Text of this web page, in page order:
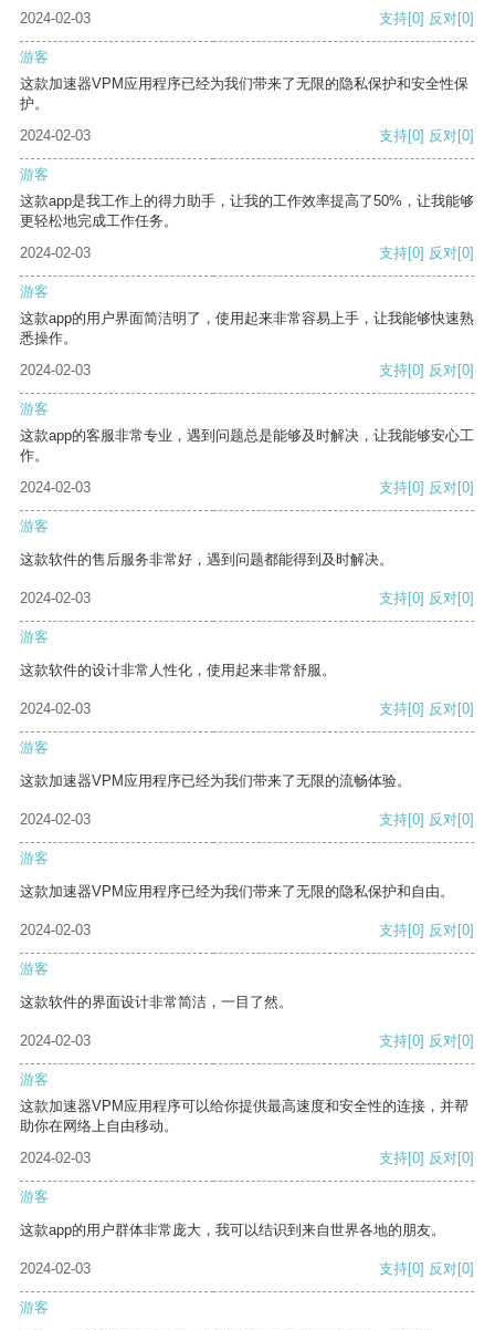
2024-02-03 支持[0] 反对[0]
游客
这款加速器VPM应用程序已经为我们带来了无限的隐私保护和安全性保
护。
2024-02-03
支持[0] 反对[0]
游客
这款app是我工作上的得力助手，让我的工作效率提高了50%，让我能够
更轻松地完成工作任务。
2024-02-03
支持[0] 反对[0]
游客
这款app的用户界面简洁明了，使用起来非常容易上手，让我能够快速熟
悉操作。
2024-02-03
支持[0] 反对[0]
游客
这款app的客服非常专业，遇到问题总是能够及时解决，让我能够安心工
作。
2024-02-03
支持[0] 反对[0]
游客
这款软件的售后服务非常好，遇到问题都能得到及时解决。
2024-02-03 支持[0] 反对[0]
游客
这款软件的设计非常人性化，使用起来非常舒服。
2024-02-03 支持[0] 反对[0]
游客
这款加速器VPM应用程序已经为我们带来了无限的流畅体验。
2024-02-03 支持[0] 反对[0]
游客
这款加速器VPM应用程序已经为我们带来了无限的隐私保护和自由。
2024-02-03 支持[0] 反对[0]
游客
这款软件的界面设计非常简洁，一目了然。
2024-02-03 支持[0] 反对[0]
游客
这款加速器VPM应用程序可以给你提供最高速度和安全性的连接，并帮
助你在网络上自由移动。
2024-02-03
支持[0] 反对[0]
游客
这款app的用户群体非常庞大，我可以结识到来自世界各地的朋友。
2024-02-03 支持[0] 反对[0]
游客